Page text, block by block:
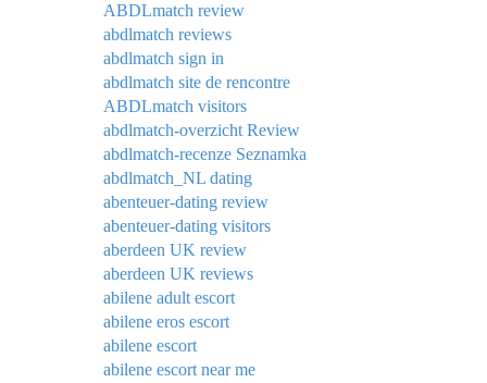
ABDLmatch review
abdlmatch reviews
abdlmatch sign in
abdlmatch site de rencontre
ABDLmatch visitors
abdlmatch-overzicht Review
abdlmatch-recenze Seznamka
abdlmatch_NL dating
abenteuer-dating review
abenteuer-dating visitors
aberdeen UK review
aberdeen UK reviews
abilene adult escort
abilene eros escort
abilene escort
abilene escort near me